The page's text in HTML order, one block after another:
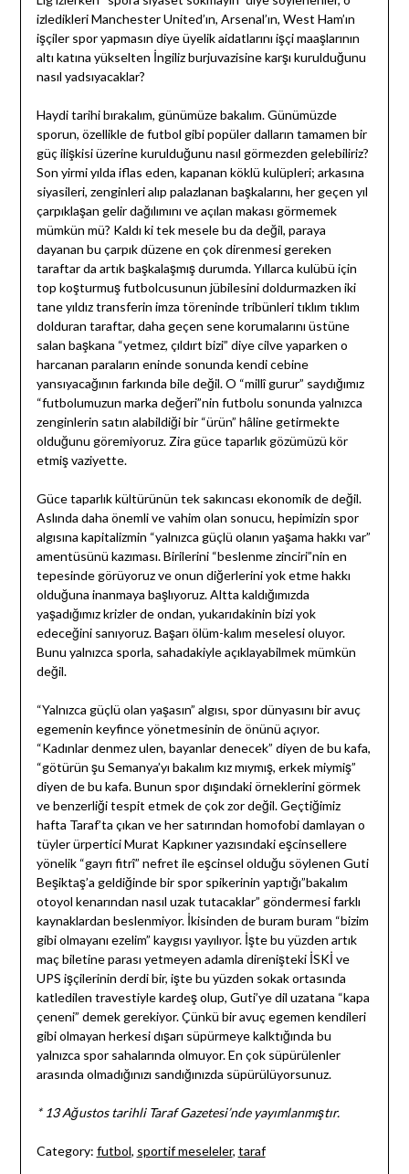
izledikleri Manchester United’ın, Arsenal’ın, West Ham’ın
işçiler spor yapmasın diye üyelik aidatlarını işçi maaşlarının
altı katına yükselten İngiliz burjuvazisine karşı kurulduğunu
nasıl yadsıyacaklar?
Haydi tarihi bırakalım, günümüze bakalım. Günümüzde
sporun, özellikle de futbol gibi popüler dalların tamamen bir
güç ilişkisi üzerine kurulduğunu nasıl görmezden gelebiliriz?
Son yirmi yılda iflas eden, kapanan köklü kulüpleri; arkasına
siyasileri, zenginleri alıp palazlanan başkalarını, her geçen yıl
çarpıklaşan gelir dağılımını ve açılan makası görmemek
mümkün mü? Kaldı ki tek mesele bu da değil, paraya
dayanan bu çarpık düzene en çok direnmesi gereken
taraftar da artık başkalaşmış durumda. Yıllarca kulübü için
top koşturmuş futbolcusunun jübilesini doldurmazken iki
tane yıldız transferin imza töreninde tribünleri tıklım tıklım
dolduran taraftar, daha geçen sene korumalarını üstüne
salan başkana “yetmez, çıldırt bizi” diye cilve yaparken o
harcanan paraların eninde sonunda kendi cebine
yansıyacağının farkında bile değil. O “millî gurur” saydığımız
“futbolumuzun marka değeri”nin futbolu sonunda yalnızca
zenginlerin satın alabildiği bir “ürün” hâline getirmekte
olduğunu göremiyoruz. Zira güce taparlık gözümüzü kör
etmiş vaziyette.
Güce taparlık kültürünün tek sakıncası ekonomik de değil.
Aslında daha önemli ve vahim olan sonucu, hepimizin spor
algısına kapitalizmin “yalnızca güçlü olanın yaşama hakkı var”
amentüsünü kazıması. Birilerini “beslenme zinciri”nin en
tepesinde görüyoruz ve onun diğerlerini yok etme hakkı
olduğuna inanmaya başlıyoruz. Altta kaldığımızda
yaşadığımız krizler de ondan, yukarıdakinin bizi yok
edeceğini sanıyoruz. Başarı ölüm-kalım meselesi oluyor.
Bunu yalnızca sporla, sahadakiyle açıklayabilmek mümkün
değil.
“Yalnızca güçlü olan yaşasın” algısı, spor dünyasını bir avuç
egemenin keyfince yönetmesinin de önünü açıyor.
“Kadınlar denmez ulen, bayanlar denecek” diyen de bu kafa,
“götürün şu Semanya’yı bakalım kız mıymış, erkek miymiş”
diyen de bu kafa. Bunun spor dışındaki örneklerini görmek
ve benzerliği tespit etmek de çok zor değil. Geçtiğimiz
hafta Taraf’ta çıkan ve her satırından homofobi damlayan o
tüyler ürpertici Murat Kapkıner yazısındaki eşcinsellere
yönelik “gayrı fitrî” nefret ile eşcinsel olduğu söylenen Guti
Beşiktaş’a geldiğinde bir spor spikerinin yaptığı”bakalım
otoyol kenarından nasıl uzak tutacaklar” göndermesi farklı
kaynaklardan beslenmiyor. İkisinden de buram buram “bizim
gibi olmayanı ezelim” kaygısı yayılıyor. İşte bu yüzden artık
maç biletine parası yetmeyen adamla direnişteki İSKİ ve
UPS işçilerinin derdi bir, işte bu yüzden sokak ortasında
katledilen travestiyle kardeş olup, Guti’ye dil uzatana “kapa
çeneni” demek gerekiyor. Çünkü bir avuç egemen kendileri
gibi olmayan herkesi dışarı süpürmeye kalktığında bu
yalnızca spor sahalarında olmuyor. En çok süpürülenler
arasında olmadığınızı sandığınızda süpürülüyorsunuz.
* 13 Ağustos tarihli Taraf Gazetesi’nde yayımlanmıştır.
Category: futbol, sportif meseleler, taraf